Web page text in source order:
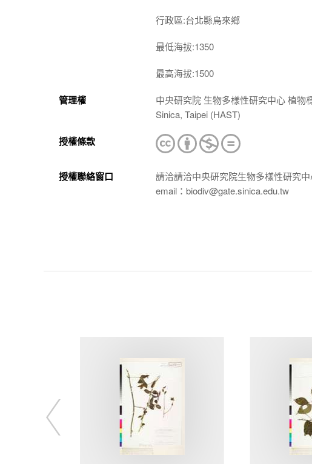
行政區:台北縣烏來鄉
最低海拔:1350
最高海拔:1500
管理權
中央研究院 生物多樣性研究中心 植物
Sinica, Taipei (HAST)
授權條款
授權聯絡窗口
請洽請洽中央研究院生物多樣性研究
email：biodiv@gate.sinica.edu.tw